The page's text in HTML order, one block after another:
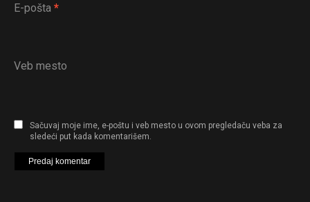
E-pošta *
Veb mesto
Sačuvaj moje ime, e-poštu i veb mesto u ovom pregledaču veba za
sledeći put kada komentarišem.